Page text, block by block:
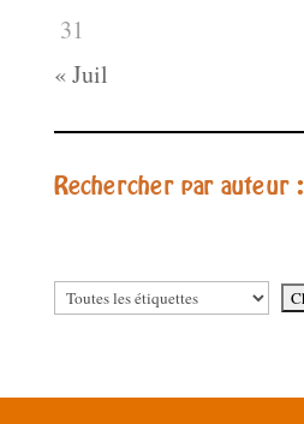
31
« Juil
Rechercher par auteur :